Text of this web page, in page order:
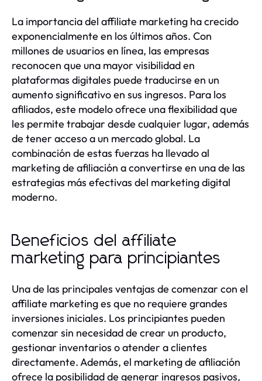
La importancia del affiliate marketing ha crecido
exponencialmente en los últimos años. Con
millones de usuarios en línea, las empresas
reconocen que una mayor visibilidad en
plataformas digitales puede traducirse en un
aumento significativo en sus ingresos. Para los
afiliados, este modelo ofrece una flexibilidad que
les permite trabajar desde cualquier lugar, además
de tener acceso a un mercado global. La
combinación de estas fuerzas ha llevado al
marketing de afiliación a convertirse en una de las
estrategias más efectivas del marketing digital
moderno.
Beneficios del affiliate
marketing para principiantes
Una de las principales ventajas de comenzar con el
affiliate marketing es que no requiere grandes
inversiones iniciales. Los principiantes pueden
comenzar sin necesidad de crear un producto,
gestionar inventarios o atender a clientes
directamente. Además, el marketing de afiliación
ofrece la posibilidad de generar ingresos pasivos,